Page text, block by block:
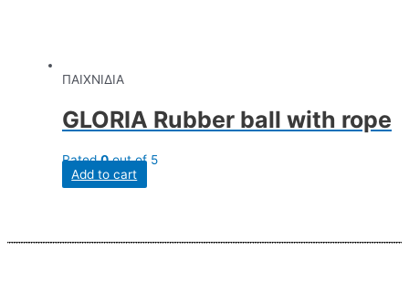
ΠΑΙΧΝΙΔΙΑ
GLORIA Rubber ball with rope
Rated0out of 5
Add to cart